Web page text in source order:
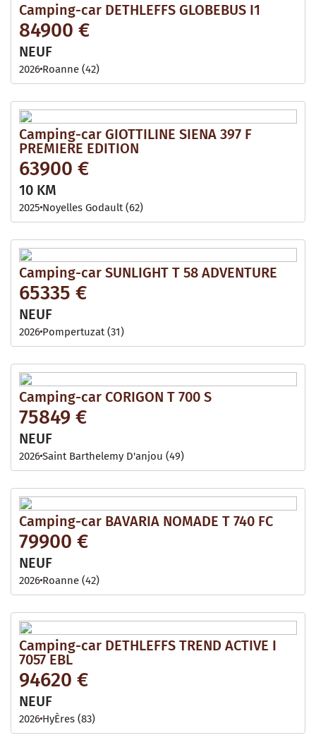
Camping-car DETHLEFFS GLOBEBUS I1
84900 €
NEUF
2026 Roanne (42)
Camping-car GIOTTILINE SIENA 397 F
PREMIERE EDITION
63900 €
10 KM
2025 Noyelles Godault (62)
Camping-car SUNLIGHT T 58 ADVENTURE
65335 €
NEUF
2026 Pompertuzat (31)
Camping-car CORIGON T 700 S
75849 €
NEUF
2026Saint Barthelemy D'anjou (49)
Camping-car BAVARIA NOMADE T 740 FC
79900 €
NEUF
2026 Roanne (42)
Camping-car DETHLEFFS TREND ACTIVE I
7057 EBL
94620 €
NEUF
2026 HyÈres (83)